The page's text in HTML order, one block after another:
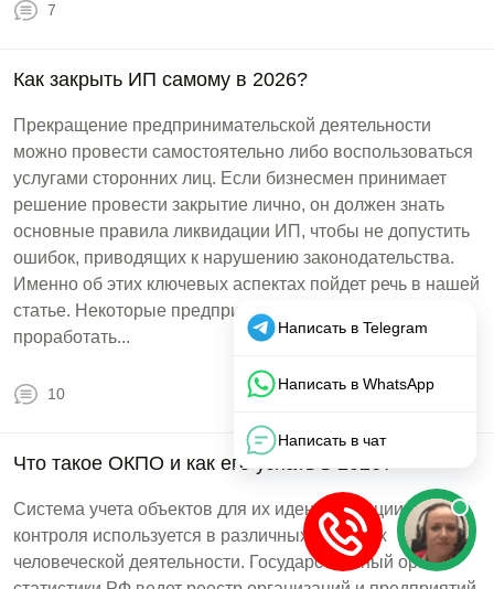
7
Как закрыть ИП самому в 2026?
Прекращение предпринимательской деятельности
можно провести самостоятельно либо воспользоваться
услугами сторонних лиц. Если бизнесмен принимает
решение провести закрытие лично, он должен знать
основные правила ликвидации ИП, чтобы не допустить
ошибок, приводящих к нарушению законодательства.
Именно об этих ключевых аспектах пойдет речь в нашей
статье. Некоторые предприниматели не успевают
проработать...
10
Что такое ОКПО и как его узнать в 2026?
Система учета объектов для их идентификации и
контроля используется в различных областях
человеческой деятельности. Государственный орган